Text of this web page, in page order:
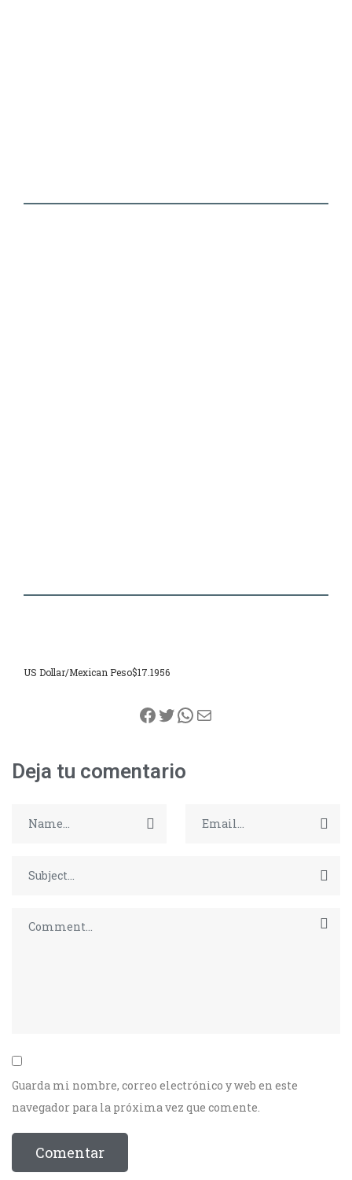
US Dollar/Mexican Peso$17.1956
Facebook
Twitter
WhatsApp
Correo electrónico
Deja tu comentario
Guarda mi nombre, correo electrónico y web en este
navegador para la próxima vez que comente.